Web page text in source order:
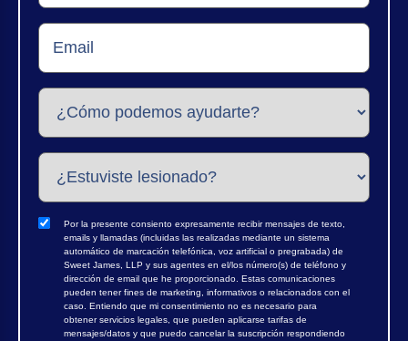
Por la presente consiento expresamente recibir mensajes de texto,
emails y llamadas (incluidas las realizadas mediante un sistema
automático de marcación telefónica, voz artificial o pregrabada) de
Sweet James, LLP y sus agentes en el/los número(s) de teléfono y
dirección de email que he proporcionado. Estas comunicaciones
pueden tener fines de marketing, informativos o relacionados con el
caso. Entiendo que mi consentimiento no es necesario para
obtener servicios legales, que pueden aplicarse tarifas de
mensajes/datos y que puedo cancelar la suscripción respondiendo